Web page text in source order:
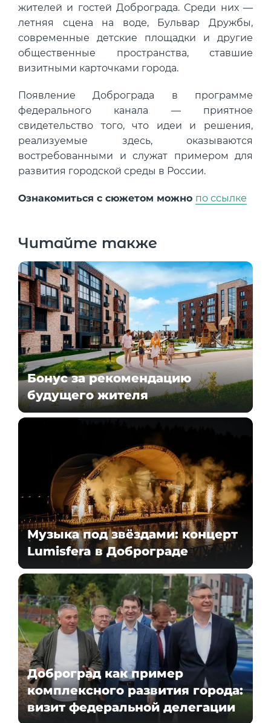
жителей и гостей Доброграда. Среди них —
летняя сцена на воде, Бульвар Дружбы,
современные детские площадки и другие
общественные пространства, ставшие
визитными карточками города.
Появление Доброграда в программе
федерального канала — приятное
свидетельство того, что идеи и решения,
реализуемые здесь, оказываются
востребованными и служат примером для
развития городской среды в России.
Ознакомиться с сюжетом можно по ссылке
Читайте также
Бонус за рекомендацию
будущего жителя
Музыка под звёздами: концерт
Lumisfera в Доброграде
Доброград как пример
комплексного развития города:
визит федеральной делегации